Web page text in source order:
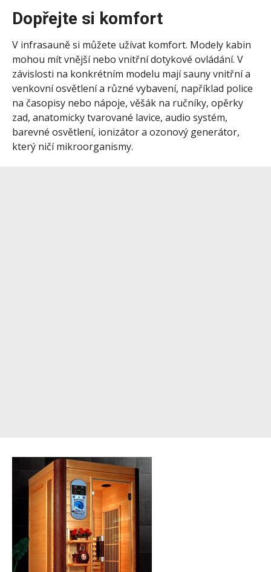
Dopřejte si komfort
V infrasauně si můžete užívat komfort. Modely kabin
mohou mít vnější nebo vnitřní dotykové ovládání. V
závislosti na konkrétním modelu mají sauny vnitřní a
venkovní osvětlení a různé vybavení, například police
na časopisy nebo nápoje, věšák na ručníky, opěrky
zad, anatomicky tvarované lavice, audio systém,
barevné osvětlení, ionizátor a ozonový generátor,
který ničí mikroorganismy.